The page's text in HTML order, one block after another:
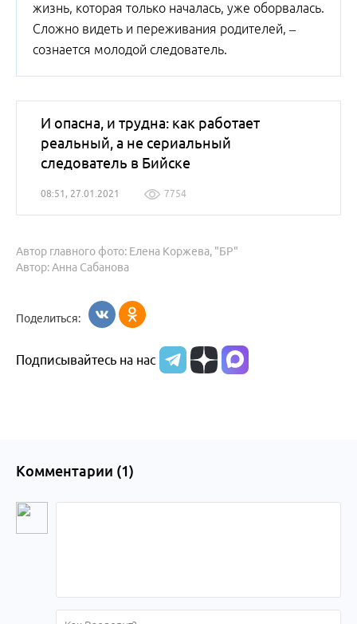
жизнь, которая только началась, уже оборвалась.
Сложно видеть и переживания родителей, –
сознается молодой следователь.
И опасна, и трудна: как работает
реальный, а не сериальный
следователь в Бийске
08:51, 27.01.2021 7754
Автор: Анна Сабанова
Автор главного фото: Елена Коржева, "БР"
Поделиться:
Подписывайтесь на нас
Комментарии (1)